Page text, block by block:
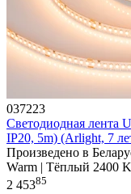
037223
Светодиодная лента
IP20, 5m) (Arlight, 7
Произведено в
Warm | Тёплый 2400 K
2 45385